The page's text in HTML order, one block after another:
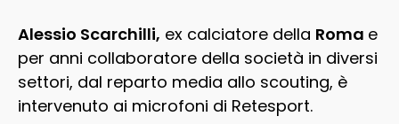
Alessio Scarchilli, ex calciatore della Roma e
per anni collaboratore della società in diversi
settori, dal reparto media allo scouting, è
intervenuto ai microfoni di Retesport.